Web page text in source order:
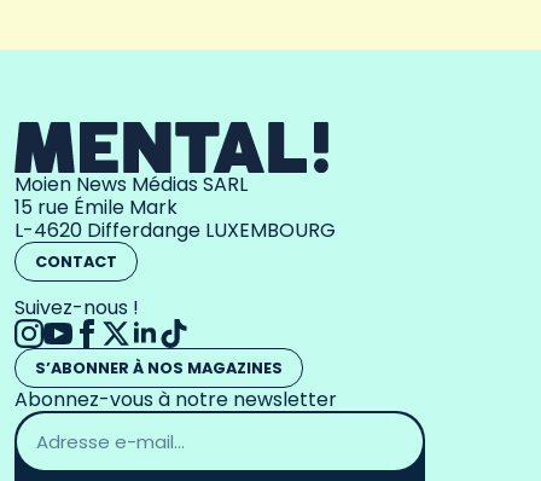
Moien News Médias SARL
15 rue Émile Mark
L-4620 Differdange LUXEMBOURG
CONTACT
Suivez-nous !
S’ABONNER À NOS MAGAZINES
Abonnez-vous à notre newsletter
Adresse
email
*